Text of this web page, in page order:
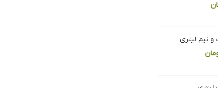
نیم لیتری